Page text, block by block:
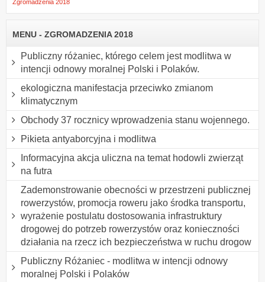
Zgromadzenia 2018
MENU - ZGROMADZENIA 2018
Publiczny różaniec, którego celem jest modlitwa w
intencji odnowy moralnej Polski i Polaków.
ekologiczna manifestacja przeciwko zmianom
klimatycznym
Obchody 37 rocznicy wprowadzenia stanu wojennego.
Pikieta antyaborcyjna i modlitwa
Informacyjna akcja uliczna na temat hodowli zwierząt
na futra
Zademonstrowanie obecności w przestrzeni publicznej
rowerzystów, promocja roweru jako środka transportu,
wyrażenie postulatu dostosowania infrastruktury
drogowej do potrzeb rowerzystów oraz konieczności
działania na rzecz ich bezpieczeństwa w ruchu drogow
Publiczny Różaniec - modlitwa w intencji odnowy
moralnej Polski i Polaków